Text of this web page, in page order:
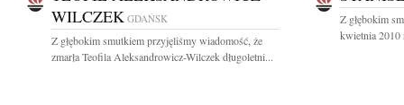
WILCZEK GDAŃSK
Z głębokim smutkiem przyjęliśmy wiadomość, że
zmarła Teofila Aleksandrowicz-Wilczek długoletni...
Z głębokim
kwietnia 2010